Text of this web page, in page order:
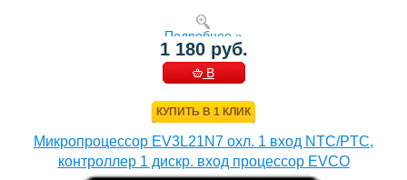
Подробнее »
1 180 руб.
В
КУПИТЬ В 1 КЛИК
Микропроцессор EV3L21N7 охл. 1 вход NTC/PTC,
контроллер 1 дискр. вход процессор EVCO